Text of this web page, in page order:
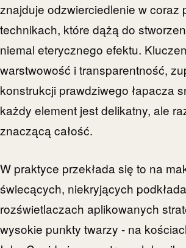
znajduje odzwierciedlenie w coraz
technikach, które dążą do
niemal eterycznego efektu.
warstwowość i transparentność,
konstrukcji prawdziwego łapacza
każdy element jest delikatny, ale
znaczącą całość.
W praktyce przekłada się to na
świecących, niekryjących
rozświetlaczach aplikowanych
wysokie punkty twarzy - na